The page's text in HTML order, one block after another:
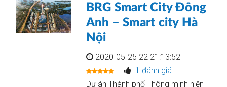
BRG Smart City Đông
Anh – Smart city Hà
Nội
2020-05-25 22 21:13:52
1 đánh giá
Dự án Thành phố Thông minh hiện